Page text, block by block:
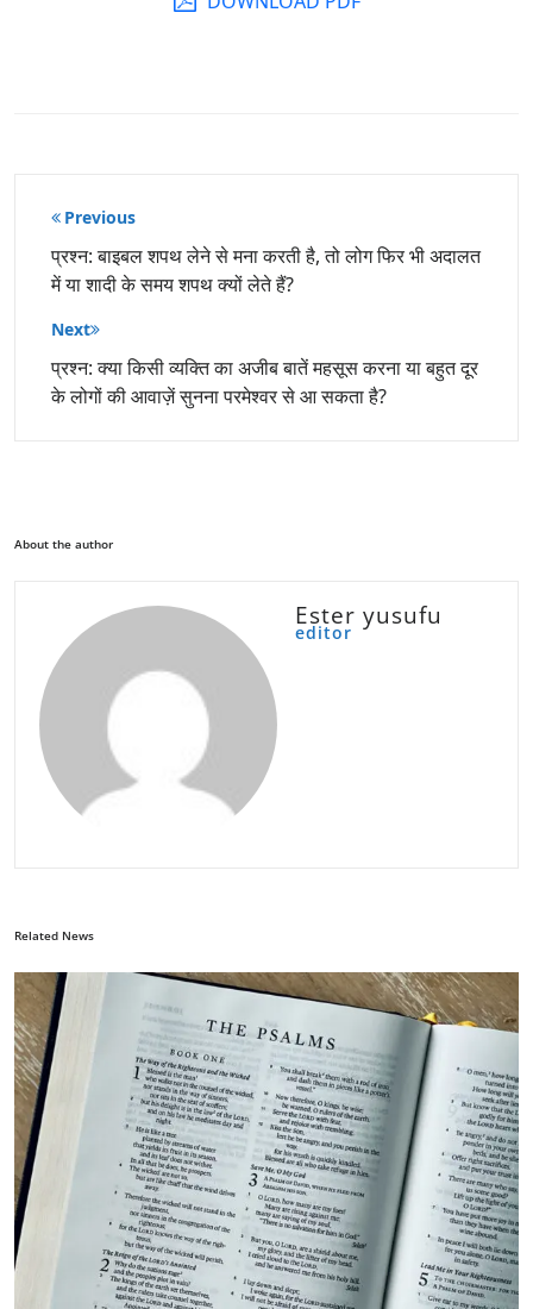
पोस्ट
नेविगेशन
Previous
प्रश्न: बाइबल शपथ लेने से मना करती है, तो लोग फिर भी अदालत
में या शादी के समय शपथ क्यों लेते हैं?
Next
प्रश्न: क्या किसी व्यक्ति का अजीब बातें महसूस करना या बहुत दूर
के लोगों की आवाज़ें सुनना परमेश्वर से आ सकता है?
About the author
Ester yusufu
editor
Related News